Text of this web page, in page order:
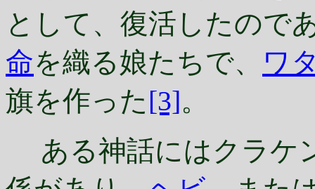
として、復活したので
命を織る娘たちで、
ワ
旗を作った [3]。
ある神話にはクラケ